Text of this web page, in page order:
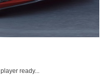
player ready...